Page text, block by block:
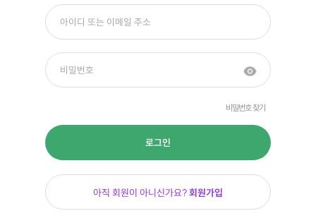
비밀번호 찾기
로그인
아직 회원이 아니신가요?회원가입